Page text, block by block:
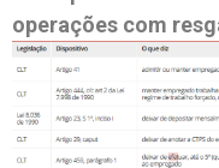
operações com